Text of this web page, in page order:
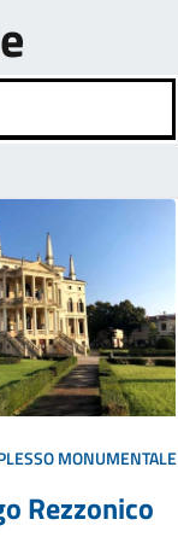
MONUMENTALE
Rezzonico